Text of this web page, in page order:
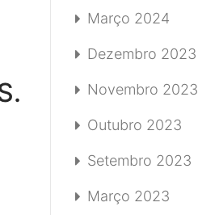
Março 2024
Dezembro 2023
Novembro 2023
Outubro 2023
Setembro 2023
Março 2023